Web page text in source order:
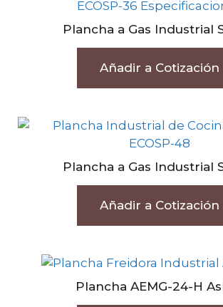
Plancha a Gas Industrial
Añadir a Cotización
Plancha a Gas Industrial
Añadir a Cotización
Plancha AEMG-24-H